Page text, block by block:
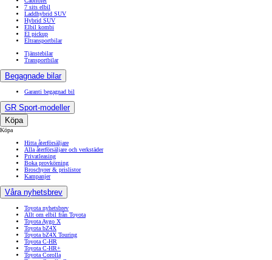
7 sits elbil
Laddhybrid SUV
Hybrid SUV
Elbil kombi
El pickup
Eltransportbilar
Tjänstebilar
Transportbilar
Begagnade bilar
Garanti begagnad bil
GR Sport-modeller
Köpa
Köpa
Hitta återförsäljare
Alla återförsäljare och verkstäder
Privatleasing
Boka provkörning
Broschyrer & prislistor
Kampanjer
Våra nyhetsbrev
Toyota nyhetsbrev
Allt om elbil från Toyota
Toyota Aygo X
Toyota bZ4X
Toyota bZ4X Touring
Toyota C-HR
Toyota C-HR+
Toyota Corolla